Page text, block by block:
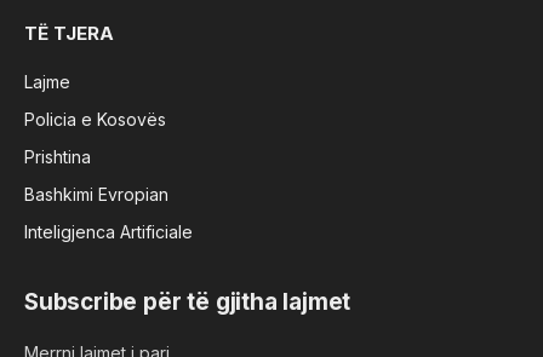
TË TJERA
Lajme
Policia e Kosovës
Prishtina
Bashkimi Evropian
Inteligjenca Artificiale
Subscribe për të gjitha lajmet